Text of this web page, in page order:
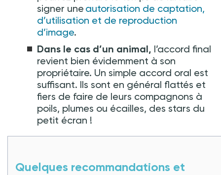
signer une autorisation de captation,
d’utilisation et de reproduction
d’image.
Dans le cas d’un animal, l’accord final
revient bien évidemment à son
propriétaire. Un simple accord oral est
suffisant. Ils sont en général flattés et
fiers de faire de leurs compagnons à
poils, plumes ou écailles, des stars du
petit écran !
Quelques recommandations et